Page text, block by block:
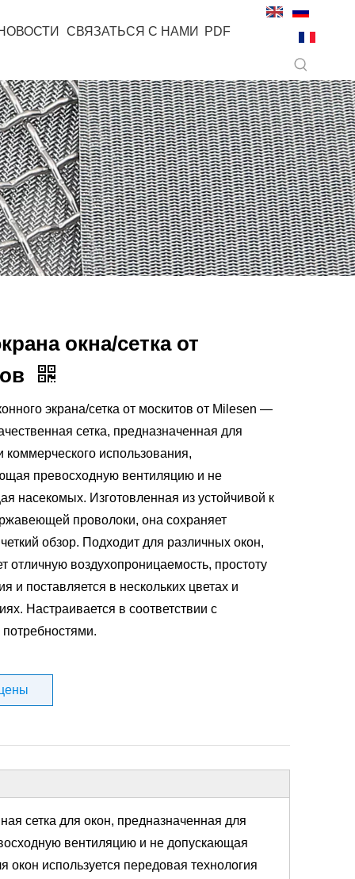
СВЯЗАТЬСЯ С НАМИ PDF
окна/сетка от
экрана/сетка от москитов от Milesen —
сетка, предназначенная для
использования,
превосходную вентиляцию и не
насекомых. Изготовленная из устойчивой к
проволоки, она сохраняет
обзор. Подходит для различных окон,
отличную воздухопроницаемость, простоту
и поставляется в нескольких цветах и
Настраивается в соответствии с
сетка для окон, предназначенная для
вентиляцию и не допускающая
используется передовая технология